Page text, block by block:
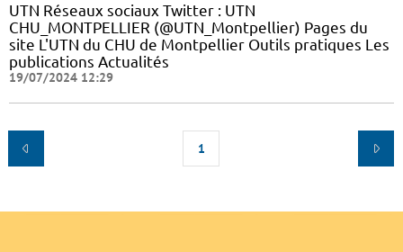
UTN Réseaux sociaux Twitter : UTN
CHU_MONTPELLIER (@UTN_Montpellier) Pages du
site L'UTN du CHU de Montpellier Outils pratiques Les
publications Actualités
19/07/2024 12:29
1